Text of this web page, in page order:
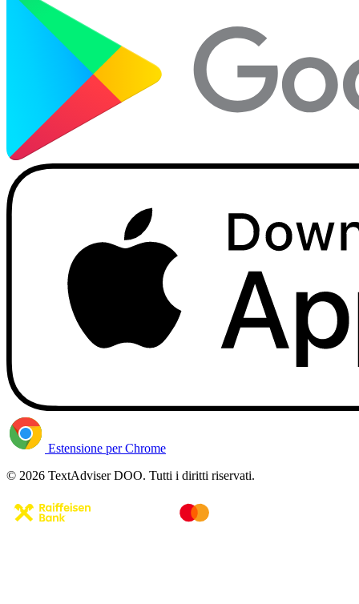
Estensione per Chrome
© 2026 TextAdviser DOO. Tutti i diritti riservati.